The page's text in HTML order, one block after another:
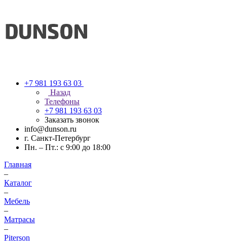
+7 981 193 63 03
Назад
Телефоны
+7 981 193 63 03
Заказать звонок
info@dunson.ru
г. Санкт-Петербург
Пн. – Пт.: с 9:00 до 18:00
Главная
–
Каталог
–
Мебель
–
Матрасы
–
Piterson